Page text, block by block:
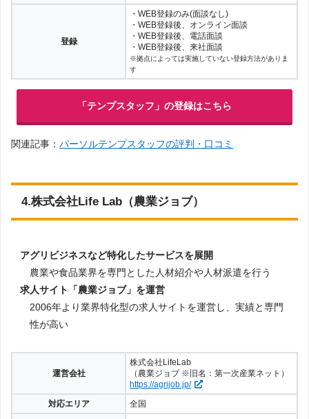
登録
・WEB登録のみ(面談なし)
・WEB登録後、オンライン面談
・WEB登録後、電話面談
・WEB登録後、来社面談
※拠点によっては実施していない登録方法がありま
す
「テンプスタッフ」の登録はこちら
関連記事： パーソルテンプスタッフの評判・口コミ
4.株式会社Life Lab（農業ジョブ）
アグリビジネスなど特化したサービスを展開
農業や食品業界を専門とした人材紹介や人材派遣を行う
求人サイト「農業ジョブ」を運営
2006年より業界特化型の求人サイトを運営し、実績と専門
性が高い
運営会社
株式会社LifeLab
（農業ジョブ ※旧名：第一次産業ネット）
https://agrijob.jp/
対応エリア
全国